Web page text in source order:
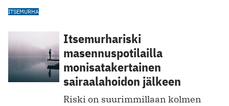
ITSEMURHA
Itsemurhariski
masennuspotilailla
monisatakertainen
sairaalahoidon jälkeen
Riski on suurimmillaan kolmen